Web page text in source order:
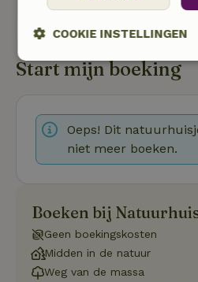
Stuur een bericht
Start mijn boeking
Oeps! Dit
niet meer boeken.
Boeken bij
Geen boekingskosten
Midden in de natuur
Weg van de massa
COOKIE INSTELLINGEN
Strikt
noodzakelijk
Strikt noodzakelijk